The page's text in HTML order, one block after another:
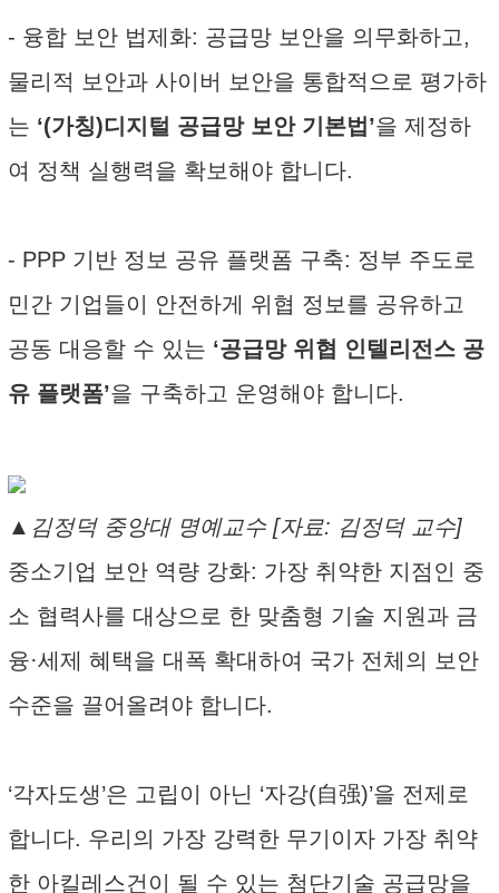
- 융합 보안 법제화: 공급망 보안을 의무화하고,
물리적 보안과 사이버 보안을 통합적으로 평가하
는 ‘(가칭)디지털 공급망 보안 기본법’을 제정하
여 정책 실행력을 확보해야 합니다.
- PPP 기반 정보 공유 플랫폼 구축: 정부 주도로
민간 기업들이 안전하게 위협 정보를 공유하고
공동 대응할 수 있는 ‘공급망 위협 인텔리전스 공
유 플랫폼’을 구축하고 운영해야 합니다.
▲김정덕 중앙대 명예교수 [자료: 김정덕 교수]
중소기업 보안 역량 강화: 가장 취약한 지점인 중
소 협력사를 대상으로 한 맞춤형 기술 지원과 금
융·세제 혜택을 대폭 확대하여 국가 전체의 보안
수준을 끌어올려야 합니다.
‘각자도생’은 고립이 아닌 ‘자강(自强)’을 전제로
합니다. 우리의 가장 강력한 무기이자 가장 취약
한 아킬레스건이 될 수 있는 첨단기술 공급망을